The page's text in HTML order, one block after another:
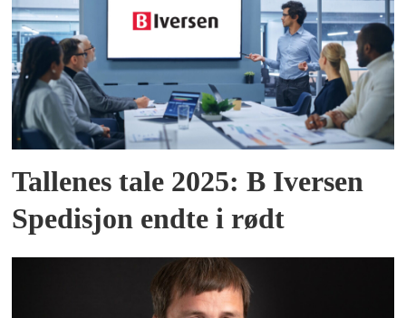
Tallenes tale 2025: B Iversen
Spedisjon endte i rødt